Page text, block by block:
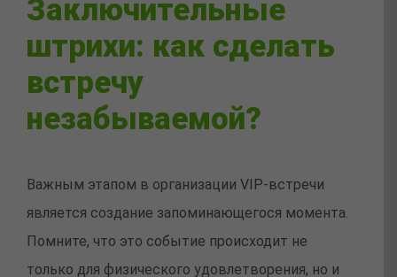
Заключительные
штрихи: как сделать
встречу
незабываемой?
Важным этапом в организации VIP-встречи
является создание запоминающегося момента.
Помните, что это событие происходит не
только для физического удовлетворения, но и